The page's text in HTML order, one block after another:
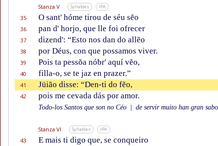
Stanza V Syllables IPA
35 O sant' hóme tirou de séu sẽo
36 pan d' horjo, que lle foi ofrecer
37 dizend': “Esto nos dan do allẽo
38 por Déus, con que possamos viver.
39 Pois ta pessõa nóbr' aquí vẽo,
40 filla-o, se te jaz en prazer.”
41 Jüião disse: “Den-ti do fẽo,
42 pois me cevada dás por amor.
Todo-los Santos que son no Céo de servir muito han gran
Stanza VI Syllables IPA
43 E mais ti digo que, se conqueiro